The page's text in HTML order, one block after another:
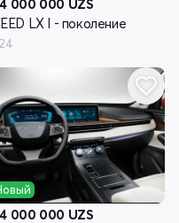
000 000 UZS
LX I - поколение
000 000 UZS